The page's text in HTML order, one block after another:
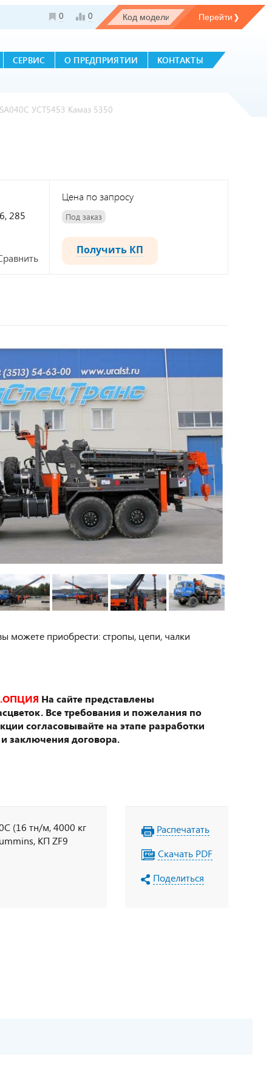
0 0
СЕРВИС О ПРЕДПРИЯТИИ КОНТАКТЫ
УСТ5453 Камаз 5350
285
Цена по запросу
Под заказ
Получить КП
можете приобрести: стропы, цепи, чалки
На сайте представлены
Все требования и пожелания по
согласовывайте на этапе разработки
заключения договора.
(16 тн/м, 4000 кг
КП ZF9
Распечатать
Скачать PDF
Поделиться